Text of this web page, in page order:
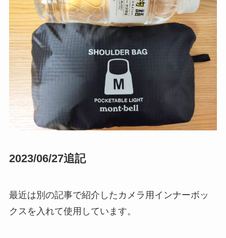
2023/06/27追記
最近は別の記事で紹介したカメラ用インナーボッ
クスを入れて使用しています。